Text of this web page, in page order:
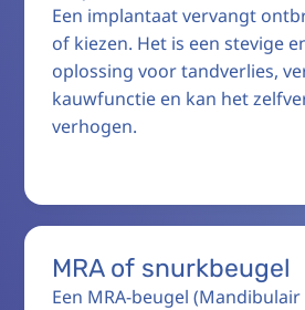
Een implantaat vervangt
of kiezen. Het is een stevige
oplossing voor tandverlies,
kauwfunctie en kan het
verhogen.
MRA of snurkbeugel
Een MRA-beugel